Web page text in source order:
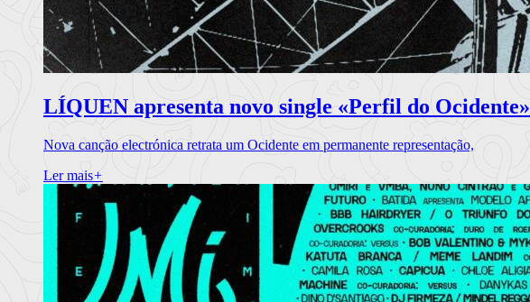
LÍQUEN apresenta novo single «Perfil do Ocidente»
Nova canção electrónica retrata um Ocidente em permanente representação,
Ler mais+